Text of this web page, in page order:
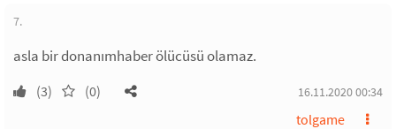
7.
asla bir donanımhaber ölücüsü olamaz.
(3) (0) 16.11.2020 00:34
tolgame